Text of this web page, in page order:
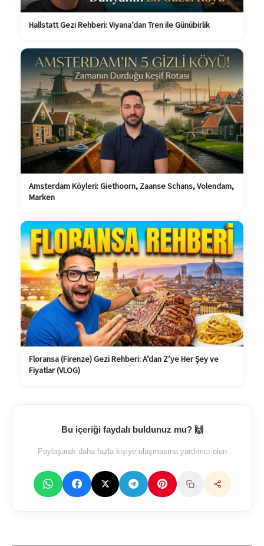
Hallstatt Gezi Rehberi: Viyana’dan Tren ile Günübirlik
Amsterdam Köyleri: Giethoorn, Zaanse Schans, Volendam,
Marken
Floransa (Firenze) Gezi Rehberi: A’dan Z’ye Her Şey ve
Fiyatlar (VLOG)
Bu içeriği faydalı buldunuz mu? 🙌
Paylaşarak daha fazla kişiye ulaşmasına yardımcı olun